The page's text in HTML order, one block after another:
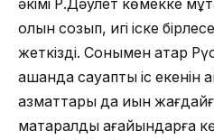
әкімі Р.Дәулет көмекке
қолын созып, игі іске
жеткізді. Сонымен қатар
қашанда сауапты іс екенін
азматтары да қиын
мақтаралдық ағайындарға